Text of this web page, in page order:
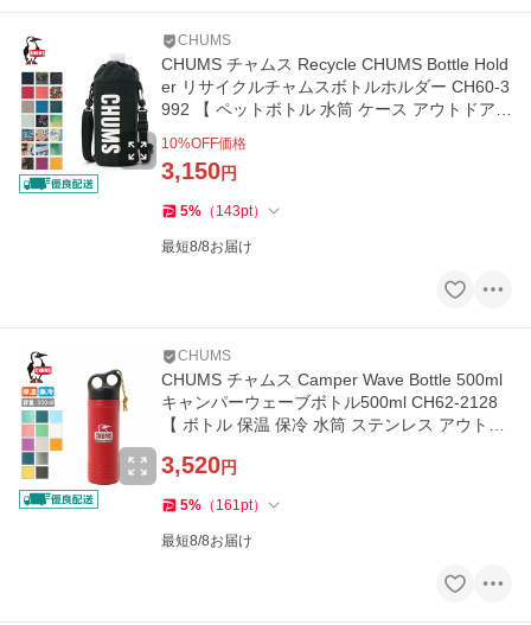
CHUMS
CHUMS チャムス Recycle CHUMS Bottle Hold
er リサイクルチャムスボトルホルダー CH60-3
992 【 ペットボトル 水筒 ケース アウトドア
10%OFF価格
3,150円
5% （ 143pt）
最短8/8お届け
CHUMS
CHUMS チャムス Camper Wave Bottle 500ml
キャンパーウェーブボトル500ml CH62-2128
【 ボトル 保温 保冷 水筒 ステンレス アウトド
3,520円
5% （ 161pt）
最短8/8お届け